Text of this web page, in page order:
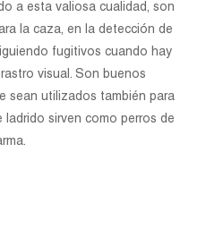
a esta valiosa cualidad, son
la caza, en la detección de
fugitivos cuando hay
visual. Son buenos
sean utilizados también para
sirven como perros de